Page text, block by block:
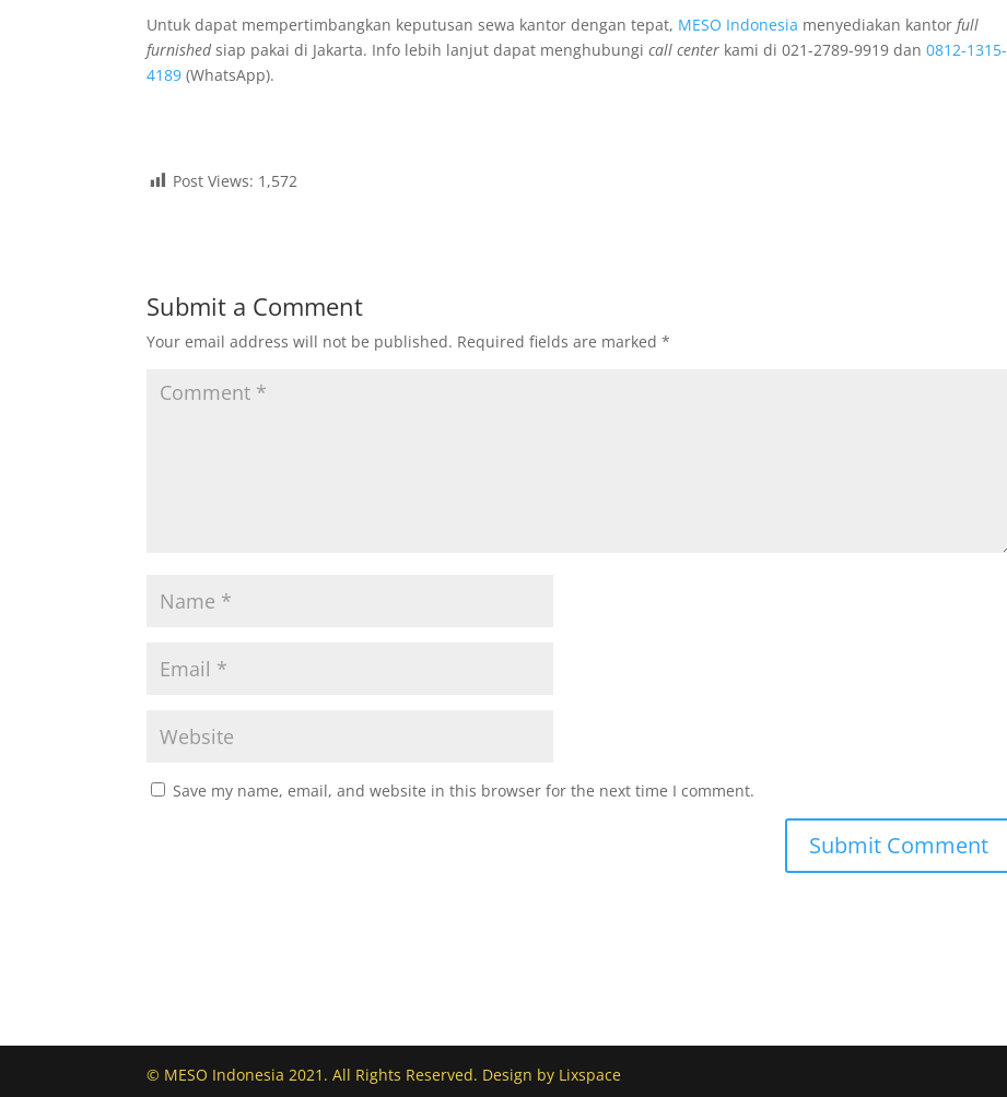
Untuk dapat mempertimbangkan keputusan sewa kantor dengan tepat, MESO Indonesia menyediakan kantor full
furnishedsiap pakai di Jakarta. Info lebih lanjut dapat menghubungicall center kami di 021-2789-9919 dan0812-1315-
4189 (WhatsApp).
Post Views: 1,572
Submit a Comment
Your email address will not be published. Required fields are marked*
Save my name, email, and website in this browser for the next time I comment.
© MESO Indonesia 2021. All Rights Reserved. Design by Lixspace